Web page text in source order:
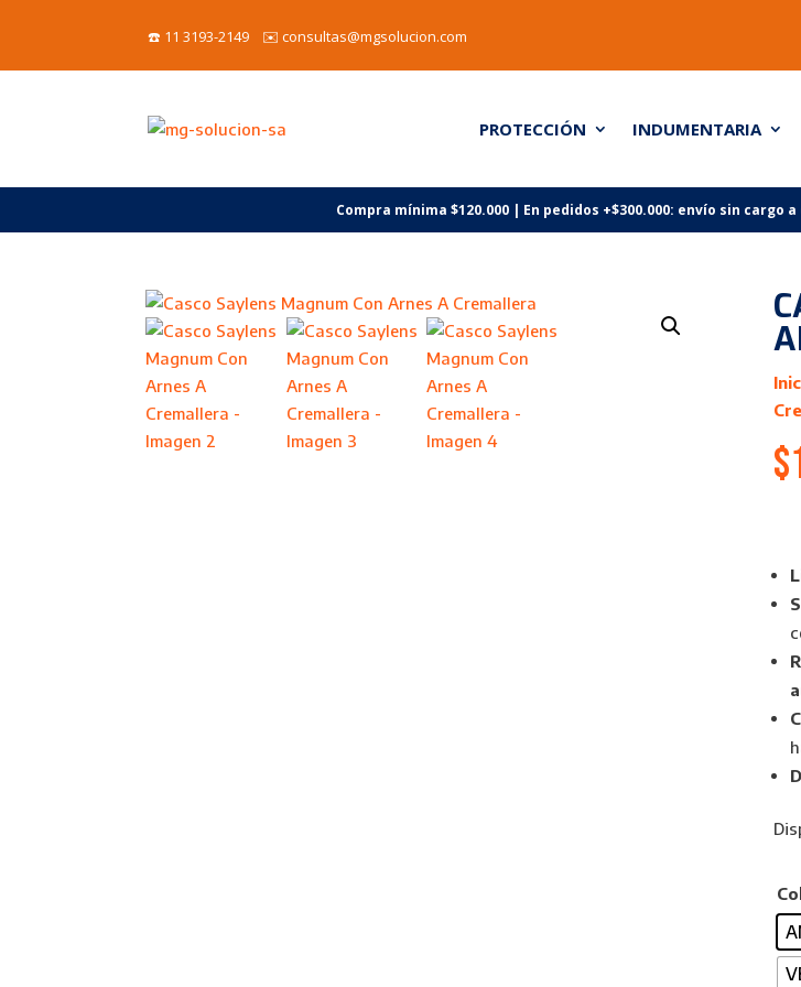
☎️ 11 3193-2149 ✉️ consultas@mgsolucion.com
PROTECCIÓN INDUMENTARIA
Compra mínima $120.000 | En pedidos +$300.000: envío sin cargo
$